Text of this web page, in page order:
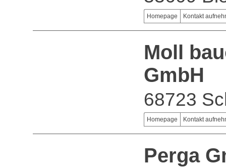
Homepage Kontakt
Moll
GmbH
68723
Homepage Kontakt
Perga